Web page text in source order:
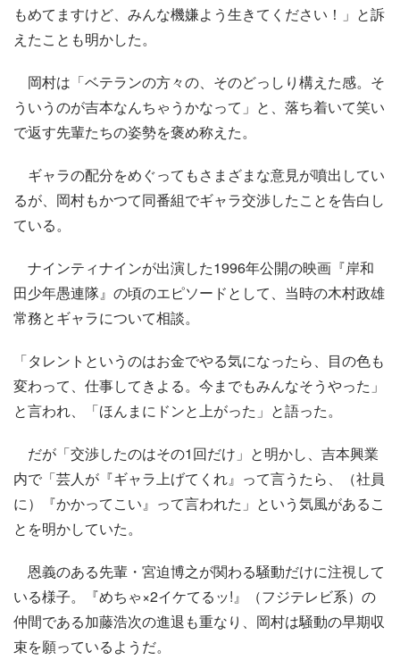
もめてますけど、みんな機嫌よう生きてください！」と訴
えたことも明かした。
岡村は「ベテランの方々の、そのどっしり構えた感。そ
ういうのが吉本なんちゃうかなって」と、落ち着いて笑い
で返す先輩たちの姿勢を褒め称えた。
ギャラの配分をめぐってもさまざまな意見が噴出してい
るが、岡村もかつて同番組でギャラ交渉したことを告白し
ている。
ナインティナインが出演した1996年公開の映画『岸和
田少年愚連隊』の頃のエピソードとして、当時の木村政雄
常務とギャラについて相談。
「タレントというのはお金でやる気になったら、目の色も
変わって、仕事してきよる。今までもみんなそうやった」
と言われ、「ほんまにドンと上がった」と語った。
だが「交渉したのはその1回だけ」と明かし、吉本興業
内で「芸人が『ギャラ上げてくれ』って言うたら、（社員
に）『かかってこい』って言われた」という気風があるこ
とを明かしていた。
恩義のある先輩・宮迫博之が関わる騒動だけに注視して
いる様子。『めちゃ×2イケてるッ!』（フジテレビ系）の
仲間である加藤浩次の進退も重なり、岡村は騒動の早期収
束を願っているようだ。